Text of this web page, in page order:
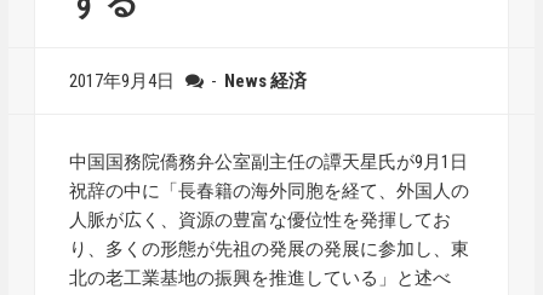
2017年9月4日 - News経済
中国国務院僑務弁公室副主任の譚天星氏が9月1日
祝辞の中に「長春籍の海外同胞を経て、外国人の
人脈が広く、資源の豊富な優位性を発揮してお
り、多くの形態が先祖の発展の発展に参加し、東
北の老工業基地の振興を推進している」と述べ